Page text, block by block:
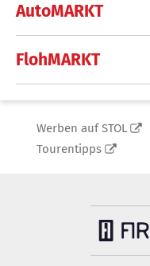
AutoMARKT
FlohMARKT
Werben auf STOL
Tourentipps